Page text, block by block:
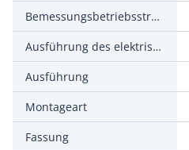
Bemessungsbetriebsstrom Ie bei AC-15, 230 V
Ausführung des elektrischen Anschlusses
Ausführung
Montageart
Fassung